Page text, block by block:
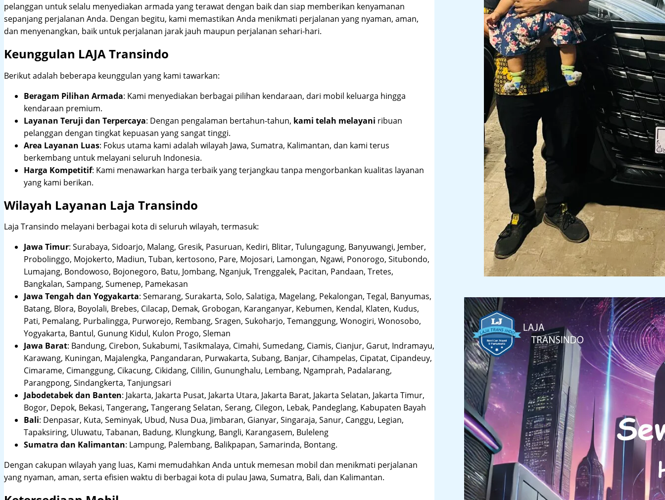
pelanggan untuk selalu menyediakan armada yang terawat dengan baik dan siap memberikan kenyamanan
sepanjang perjalanan Anda. Dengan begitu, kami memastikan Anda menikmati perjalanan yang nyaman, aman,
dan menyenangkan, baik untuk perjalanan jarak jauh maupun perjalanan sehari-hari.
Keunggulan LAJA Transindo
Berikut adalah beberapa keunggulan yang kami tawarkan:
Beragam Pilihan Armada: Kami menyediakan berbagai pilihan kendaraan, dari mobil keluarga hingga
kendaraan premium.
Layanan Teruji dan Terpercaya: Dengan pengalaman bertahun-tahun, kami telah melayani ribuan
pelanggan dengan tingkat kepuasan yang sangat tinggi.
Area Layanan Luas: Fokus utama kami adalah wilayah Jawa, Sumatra, Kalimantan, dan kami terus
berkembang untuk melayani seluruh Indonesia.
Harga Kompetitif: Kami menawarkan harga terbaik yang terjangkau tanpa mengorbankan kualitas layanan
yang kami berikan.
Wilayah Layanan Laja Transindo
Laja Transindo melayani berbagai kota di seluruh wilayah, termasuk:
Jawa Timur: Surabaya, Sidoarjo, Malang, Gresik, Pasuruan, Kediri, Blitar, Tulungagung, Banyuwangi, Jember,
Probolinggo, Mojokerto, Madiun, Tuban, kertosono, Pare, Mojosari, Lamongan, Ngawi, Ponorogo, Situbondo,
Lumajang, Bondowoso, Bojonegoro, Batu, Jombang, Nganjuk, Trenggalek, Pacitan, Pandaan, Tretes,
Bangkalan, Sampang, Sumenep, Pamekasan
Jawa Tengah dan Yogyakarta: Semarang, Surakarta, Solo, Salatiga, Magelang, Pekalongan, Tegal, Banyumas,
Batang, Blora, Boyolali, Brebes, Cilacap, Demak, Grobogan, Karanganyar, Kebumen, Kendal, Klaten, Kudus,
Pati, Pemalang, Purbalingga, Purworejo, Rembang, Sragen, Sukoharjo, Temanggung, Wonogiri, Wonosobo,
Yogyakarta, Bantul, Gunung Kidul, Kulon Progo, Sleman
Jawa Barat: Bandung, Cirebon, Sukabumi, Tasikmalaya, Cimahi, Sumedang, Ciamis, Cianjur, Garut, Indramayu,
Karawang, Kuningan, Majalengka, Pangandaran, Purwakarta, Subang, Banjar, Cihampelas, Cipatat, Cipandeuy,
Cimarame, Cimanggung, Cikacung, Cikidang, Cililin, Gununghalu, Lembang, Ngamprah, Padalarang,
Parangpong, Sindangkerta, Tanjungsari
Jabodetabek dan Banten: Jakarta, Jakarta Pusat, Jakarta Utara, Jakarta Barat, Jakarta Selatan, Jakarta Timur,
Bogor, Depok, Bekasi, Tangerang, Tangerang Selatan, Serang, Cilegon, Lebak, Pandeglang, Kabupaten Bayah
Bali: Denpasar, Kuta, Seminyak, Ubud, Nusa Dua, Jimbaran, Gianyar, Singaraja, Sanur, Canggu, Legian,
Tapaksiring, Uluwatu, Tabanan, Badung, Klungkung, Bangli, Karangasem, Buleleng
Sumatra dan Kalimantan: Lampung, Palembang, Balikpapan, Samarinda, Bontang.
Dengan cakupan wilayah yang luas, Kami memudahkan Anda untuk memesan mobil dan menikmati perjalanan
yang nyaman, aman, serta efisien waktu di berbagai kota di pulau Jawa, Sumatra, Bali, dan Kalimantan.